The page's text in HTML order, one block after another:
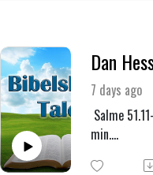
7 days ago
Salme
min.